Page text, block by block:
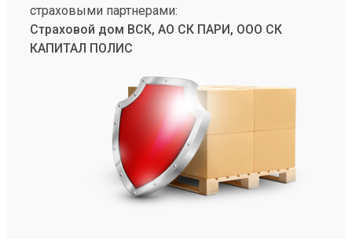
страховыми партнерами:
Страховой дом ВСК, АО СК ПАРИ, ООО СК
КАПИТАЛ ПОЛИС